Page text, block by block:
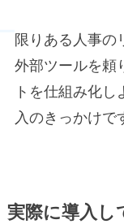
限りある人事の
外部ツールを頼
トを仕組み化し
入のきっかけで
実際に導入し